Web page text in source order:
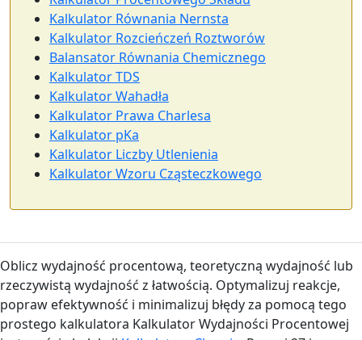
Kalkulator Równania Nernsta
Kalkulator Rozcieńczeń Roztworów
Balansator Równania Chemicznego
Kalkulator TDS
Kalkulator Wahadła
Kalkulator Prawa Charlesa
Kalkulator pKa
Kalkulator Liczby Utlenienia
Kalkulator Wzoru Cząsteczkowego
Oblicz wydajność procentową, teoretyczną wydajność lub
rzeczywistą wydajność z łatwością. Optymalizuj reakcje,
popraw efektywność i minimalizuj błędy za pomocą tego
prostego kalkulatora Kalkulator Wydajności Procentowej